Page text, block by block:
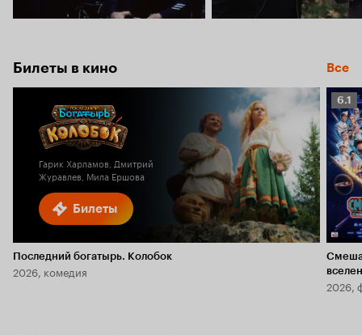
Билеты в кино Все
Билеты
Гарик Харламов, Дмитрий
Журавлев, Мила Ершова
Последний богатырь. Колобок
2026, комедия
6.1
6.1
2026,